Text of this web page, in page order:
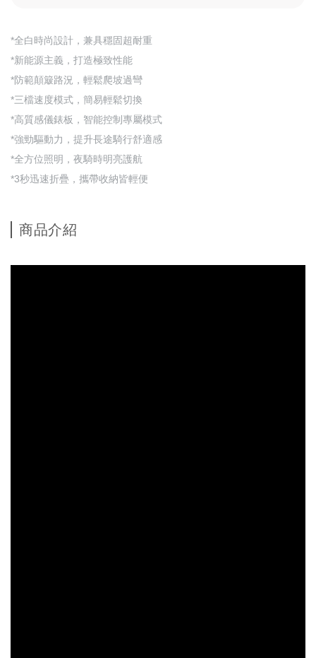
*全白時尚設計，兼具穩固超耐重
*新能源主義，打造極致性能
*防範顛簸路況，輕鬆爬坡過彎
*三檔速度模式，簡易輕鬆切換
*高質感儀錶板，智能控制專屬模式
*強勁驅動力，提升長途騎行舒適感
*全方位照明，夜騎時明亮護航
*3秒迅速折疊，攜帶收納皆輕便
商品介紹